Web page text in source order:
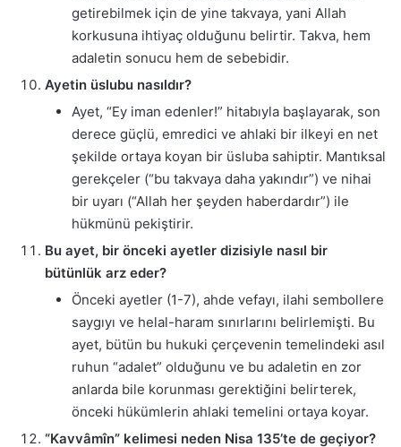
getirebilmek için de yine takvaya, yani Allah
korkusuna ihtiyaç olduğunu belirtir. Takva, hem
adaletin sonucu hem de sebebidir.
Ayetin üslubu nasıldır?
Ayet, “Ey iman edenler!” hitabıyla başlayarak, son
derece güçlü, emredici ve ahlaki bir ilkeyi en net
şekilde ortaya koyan bir üsluba sahiptir. Mantıksal
gerekçeler (“bu takvaya daha yakındır”) ve nihai
bir uyarı (“Allah her şeyden haberdardır”) ile
hükmünü pekiştirir.
Bu ayet, bir önceki ayetler dizisiyle nasıl bir
bütünlük arz eder?
Önceki ayetler (1-7), ahde vefayı, ilahi sembollere
saygıyı ve helal-haram sınırlarını belirlemişti. Bu
ayet, bütün bu hukuki çerçevenin temelindeki asıl
ruhun “adalet” olduğunu ve bu adaletin en zor
anlarda bile korunması gerektiğini belirterek,
önceki hükümlerin ahlaki temelini ortaya koyar.
“Kavvâmîn” kelimesi neden Nisa 135’te de geçiyor?